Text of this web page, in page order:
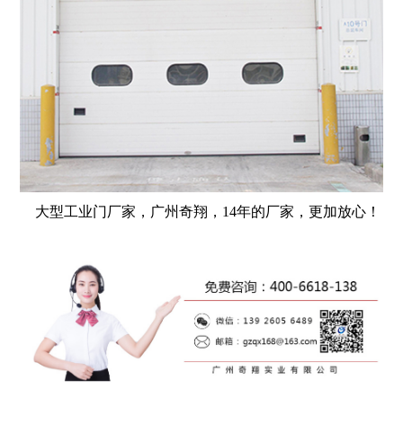
大型工业门厂家 ，广州奇翔， 14年的厂家，更加放心！